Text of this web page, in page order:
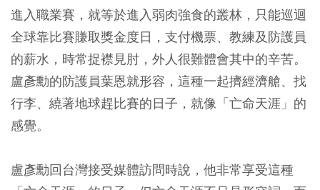
進入職業賽，就等於進入弱肉強食的叢林，只能巡迴
全球靠比賽賺取獎金度日，支付機票、教練及防護員
的薪水，時常捉襟見肘，外人很難體會其中的辛苦。
盧彥勳的防護員葉恩就形容，這種一起擠經濟艙、找
行李、繞著地球趕比賽的日子，就像「亡命天涯」的
感覺。
盧彥勳回台灣接受媒體訪問時說，他非常享受這種